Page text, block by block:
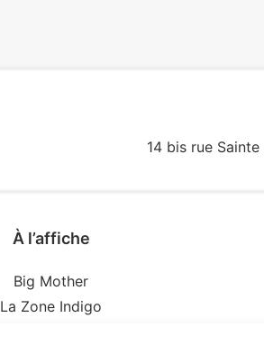
14 bis rue
À l’affiche
Big Mother
La Zone Indigo